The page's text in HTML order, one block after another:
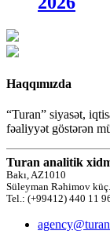
Haqqımızda
“Turan” siyasət,
fəaliyyət göstərən
Turan analitik
Bakı, AZ1010
Süleyman Rəhimov
Tel.: (+99412) 440 11